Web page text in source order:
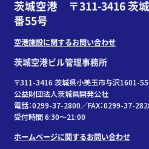
茨城空港 〒311-3416 茨城
番55号
空港施設に関するお問い合わせ
茨城空港ビル管理事務所
〒311-3416 茨城県小美玉市与沢1601-55
公益財団法人茨城県開発公社
電話：0299-37-2800／FAX：0299-37-
受付時間 6:30〜21:00
ホームページに関するお問い合わせ